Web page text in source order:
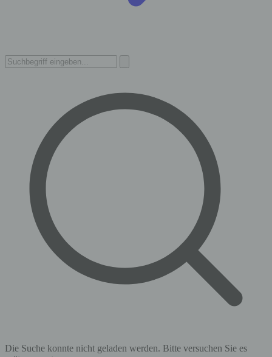
Die Suche konnte nicht geladen werden. Bitte versuchen Sie es